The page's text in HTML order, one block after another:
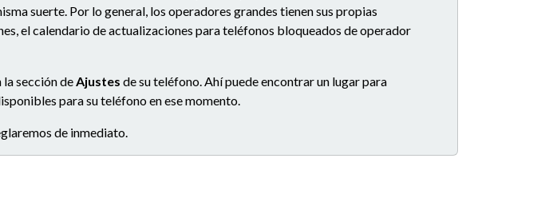
suerte. Por lo general, los operadores grandes tienen sus propias
el calendario de actualizaciones para teléfonos bloqueados de operador
sección deAjustes de su teléfono. Ahí puede encontrar un lugar para
para su teléfono en ese momento.
de inmediato.